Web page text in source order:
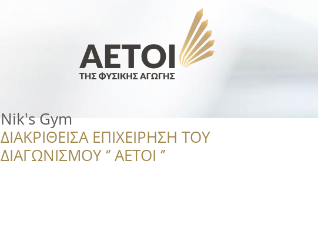
Nik's Gym
ΔΙΑΚΡΙΘΕΙΣΑ ΕΠΙΧΕΙΡΗΣΗ ΤΟΥ
ΔΙΑΓΩΝΙΣΜΟΥ ‘’ ΑΕΤΟΙ ‘’